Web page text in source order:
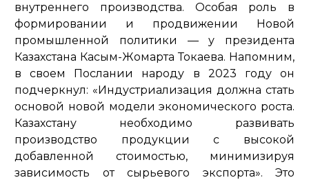
внутреннего производства. Особая роль в
формировании и продвижении Новой
промышленной политики — у президента
Казахстана Касым-Жомарта Токаева. Напомним,
в своем Послании народу в 2023 году он
подчеркнул: «Индустриализация должна стать
основой новой модели экономического роста.
Казахстану необходимо развивать
производство продукции с высокой
добавленной стоимостью, минимизируя
зависимость от сырьевого экспорта». Это